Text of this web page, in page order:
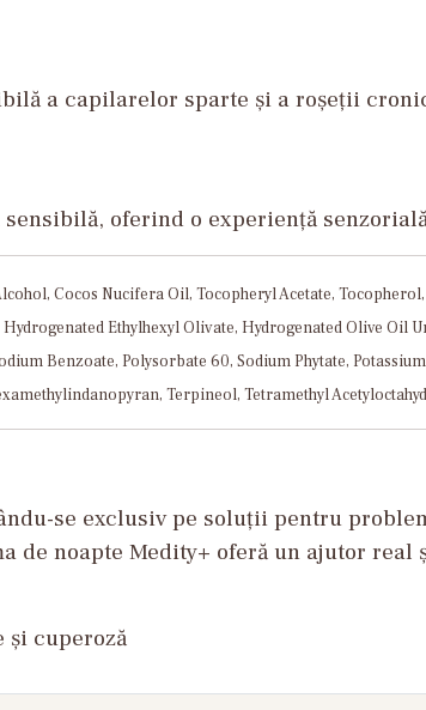
a capilarelor sparte și a roșeții
oferind o experiență
Cocos Nucifera Oil, Tocopheryl Acetate,
Ethylhexyl Olivate, Hydrogenated Olive Oil
Benzoate, Polysorbate 60, Sodium Phytate,
Terpineol, Tetramethyl
se exclusiv pe soluții pentru
noapte Medity+ oferă un ajutor
și cuperoză